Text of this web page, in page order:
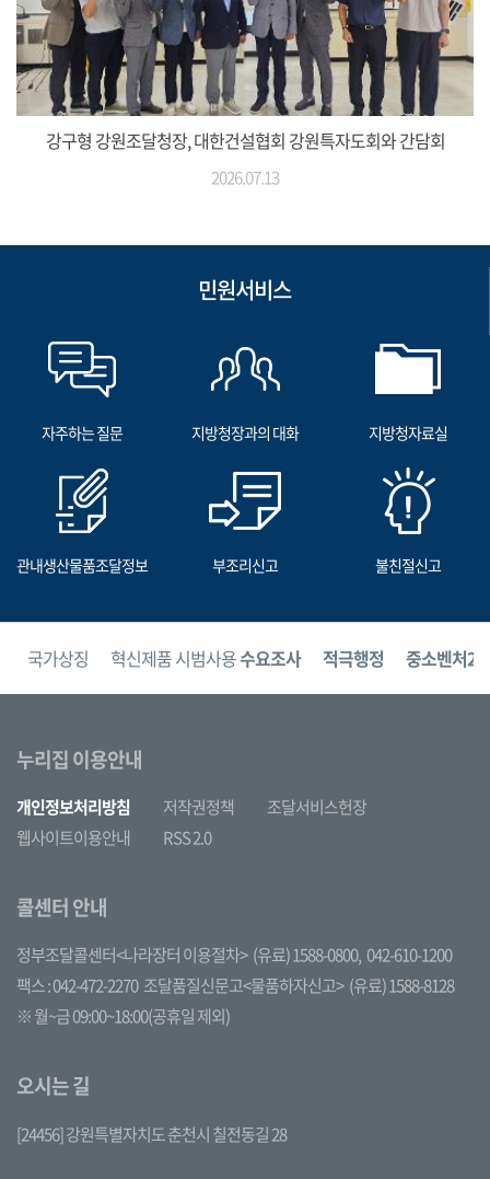
강구형 강원조달청장, 대한건설협회 강원특자도회와 간담회
2026.07.13
민원서비스
자주하는 질문 지방청장과의 대화 지방청자료실
관내생산물품조달정보 부조리신고 불친절신고
국가상징 혁신제품 시범사용수요조사 적극행정 중소벤처24
누리집 이용안내
개인정보처리방침 저작권정책
조달서비스헌장
웹사이트이용안내
RSS 2.0
콜센터 안내
정부조달콜센터<나라장터 이용절차> (유료) 1588-0800, 042-610-1200
팩스 : 042-472-2270 조달품질신문고<물품하자신고> (유료) 1588-8128
※ 월~금 09:00~18:00(공휴일 제외)
오시는 길
[24456] 강원특별자치도 춘천시 칠전동길 28